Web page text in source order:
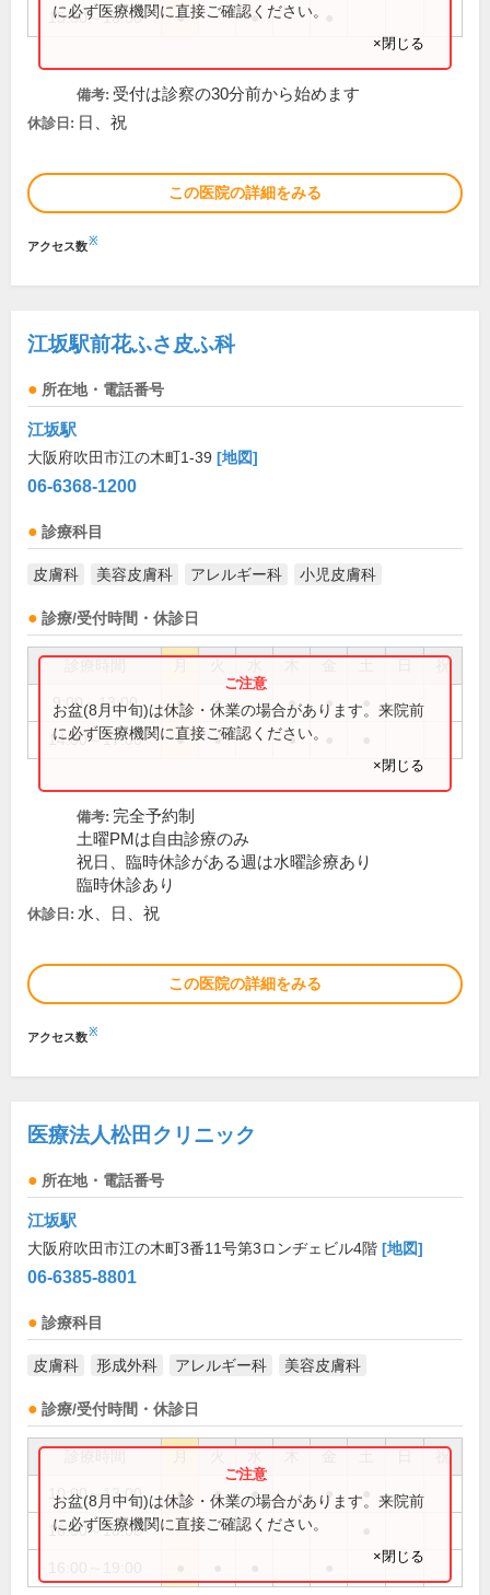
15:30～18:30 ● ●
に必ず医療機関に直接ご確認ください。
×閉じる
備考: 受付は診察の30分前から始めます
休診日: 日、祝
この医院の詳細をみる
アクセス数※
江坂駅前花ふさ皮ふ科
所在地・電話番号
江坂駅
大阪府吹田市江の木町1-39 [地図]
06-6368-1200
診療科目
皮膚科 美容皮膚科 アレルギー科 小児皮膚科
診療/受付時間・休診日
祝
9:00～13:00 ● ● ● ●
14:00～17:00 ● ● ●
お盆(8月中旬)は休診・休業の場合があります。来院前
に必ず医療機関に直接ご確認ください。
×閉じる
備考: 完全予約制
土曜PMは自由診療のみ
祝日、臨時休診がある週は水曜診療あり
臨時休診あり
休診日: 水、日、祝
この医院の詳細をみる
アクセス数※
医療法人松田クリニック
所在地・電話番号
江坂駅
大阪府吹田市江の木町3番11号第3ロンヂェビル4階 [地図]
06-6385-8801
診療科目
皮膚科 形成外科 アレルギー科 美容皮膚科
診療/受付時間・休診日
祝
10:00～13:00 ● ● ● ●
16:00～18:00
お盆(8月中旬)は休診・休業の場合があります。来院前
に必ず医療機関に直接ご確認ください。
×閉じる